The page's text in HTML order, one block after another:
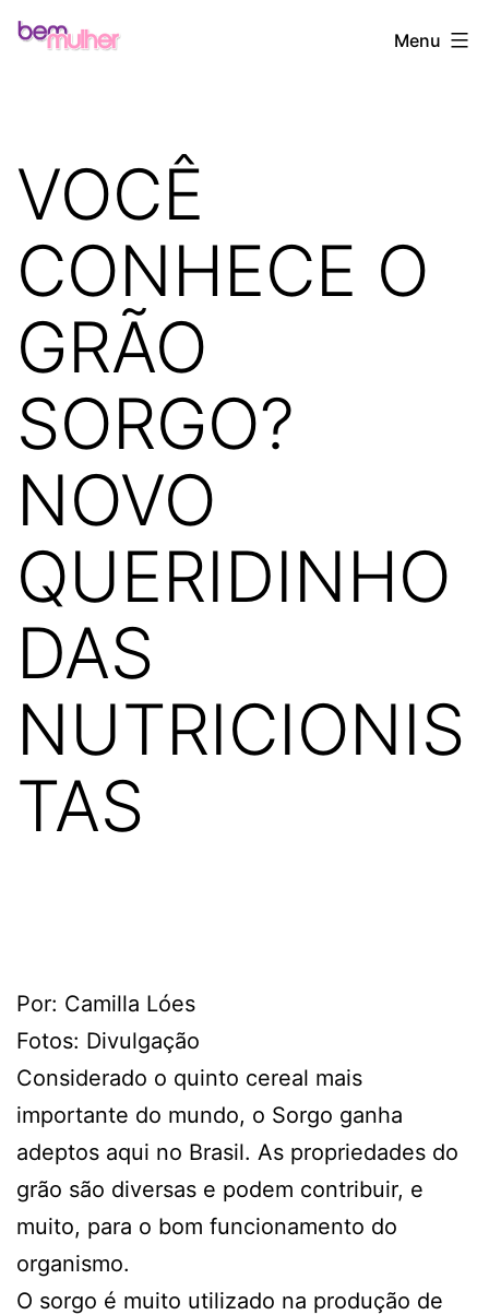
Pular
Bem
Menu
VOCÊ
CONHECE O
GRÃO
SORGO?
NOVO
QUERIDINHO
DAS
NUTRICIONIS
TAS
Por: Camilla Lóes
Fotos: Divulgação
Considerado o quinto cereal mais
importante do mundo, o Sorgo ganha
adeptos aqui no Brasil. As propriedades do
grão são diversas e podem contribuir, e
muito, para o bom funcionamento do
organismo.
O sorgo é muito utilizado na produção de